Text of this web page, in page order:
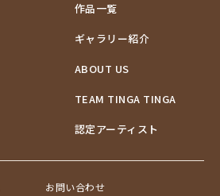
作品一覧
ギャラリー紹介
ABOUT US
TEAM TINGA TINGA
認定アーティスト
お問い合わせ